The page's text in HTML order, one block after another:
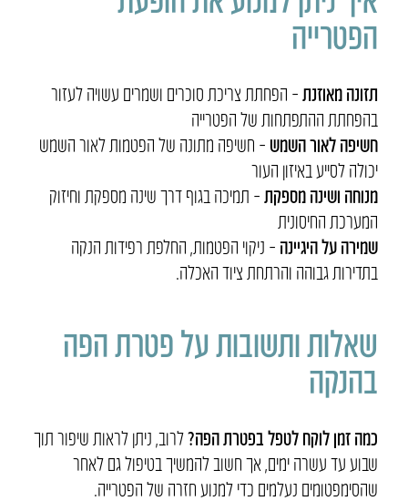
הפטרייה
תזונה מאוזנת – הפחתת צריכת סוכרים ושמרים עשויה לעזור
בהפחתת ההתפתחות של הפטרייה
חשיפה לאור השמש– חשיפה מתונה של הפטמות לאור השמש
יכולה לסייע באיזון העור
מנוחה ושינה מספקת – תמיכה בגוף דרך שינה מספקת וחיזוק
המערכת החיסונית
שמירה על היגיינה – ניקוי הפטמות, החלפת רפידות הנקה
בתדירות גבוהה והרתחת ציוד האכלה
שאלות ותשובות על פטרת הפה
בהנקה
כמה זמן לוקח לטפל בפטרת הפה?לרוב, ניתן לראות שיפור תוך
שבוע עד עשרה ימים, אך חשוב להמשיך בטיפול גם לאחר
שהסימפטומים נעלמים כדי למנוע חזרה של הפטרייה